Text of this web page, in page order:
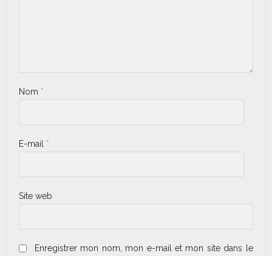
Nom *
E-mail *
Site web
Enregistrer mon nom, mon e-mail et mon site dans le